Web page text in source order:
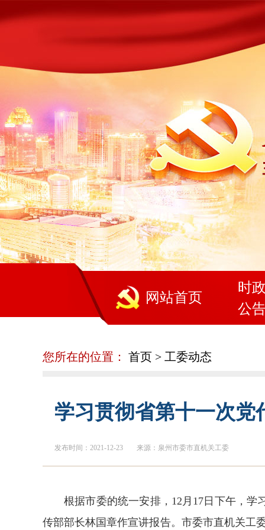
网站首页
时
公
您所在的位置： 首页 > 工委动态
学习贯彻省第十一次党
发布时间：2021-12-23 来源：泉州市委市直机关工委
根据市委的统一安排，12月17日下午，
传部部长林国章作宣讲报告。市委市直机关工